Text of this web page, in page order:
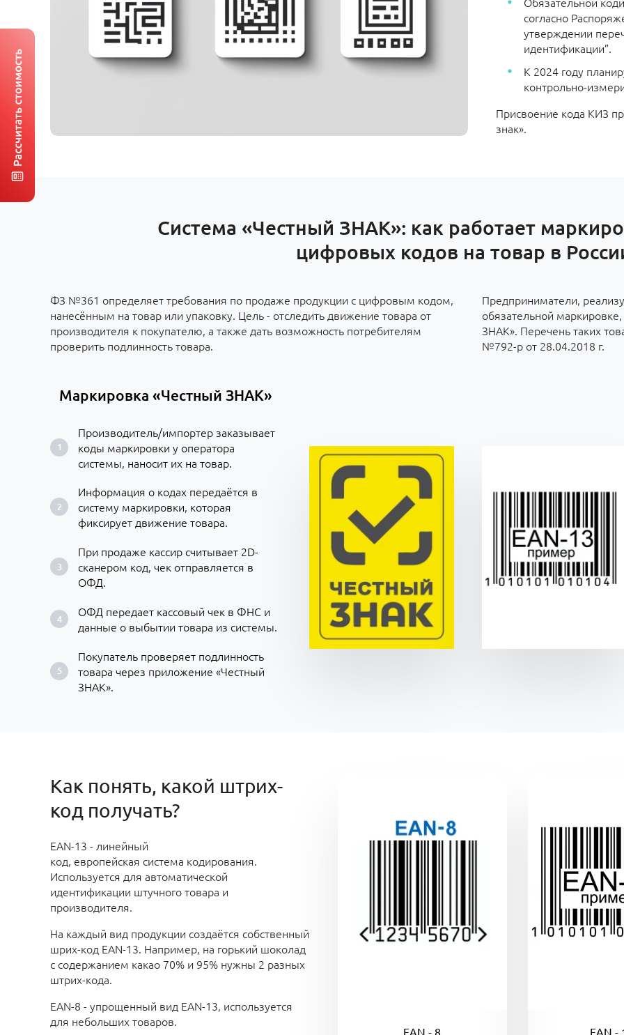
согласно
утверждении
идентификации”.
К 2024 году
контрольно-
Присвоение кода КИЗ
знак».
Система «Честный ЗНАК»: как работает
цифровых кодов на товар в
ФЗ №361 определяет требования по продаже продукции с цифровым кодом,
нанесённым на товар или упаковку. Цель - отследить движение товара от
производителя к покупателю, а также дать возможность потребителям
проверить подлинность товара.
Предприниматели,
обязательной
ЗНАК». Перечень таких
№792-р от 28.04.2018 г.
Маркировка «Честный ЗНАК»
Производитель/импортер заказывает
коды маркировки у оператора
системы, наносит их на товар.
Информация о кодах передаётся в
систему маркировки, которая
фиксирует движение товара.
При продаже кассир считывает 2D-
сканером код, чек отправляется в
ОФД.
ОФД передает кассовый чек в ФНС и
данные о выбытии товара из системы.
Покупатель проверяет подлинность
товара через приложение «Честный
ЗНАК».
Как понять, какой штрих-
код получать?
EAN-13 - линейный
код, европейская система кодирования.
Используется для автоматической
идентификации штучного товара и
производителя.
На каждый вид продукции создаётся собственный
шрих-код EAN-13. Например, на горький шоколад
с содержанием какао 70% и 95% нужны 2 разных
штрих-кода.
EAN-8 - упрощенный вид EAN-13, используется
для небольших товаров.
EAN - 8 EAN -